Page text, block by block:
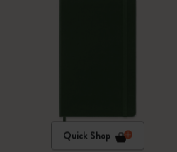
Quick Shop